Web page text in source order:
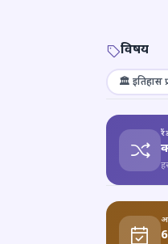
विषय
🏛️ इतिहास